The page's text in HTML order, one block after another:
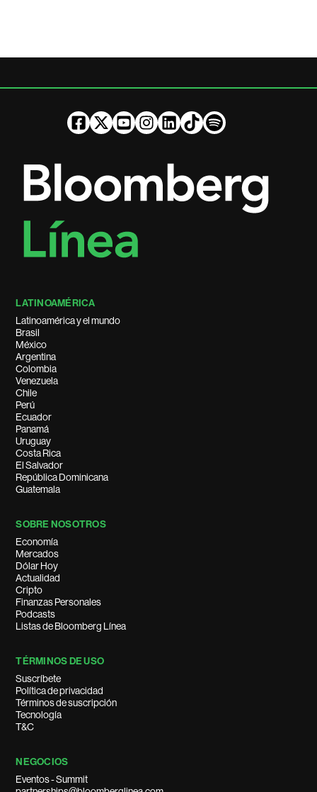
LATINOAMÉRICA
Latinoamérica y el mundo
Brasil
México
Argentina
Colombia
Venezuela
Chile
Perú
Ecuador
Panamá
Uruguay
Costa Rica
El Salvador
República Dominicana
Guatemala
SOBRE NOSOTROS
Economía
Mercados
Dólar Hoy
Actualidad
Cripto
Finanzas Personales
Podcasts
Listas de Bloomberg Línea
TÉRMINOS DE USO
Suscríbete
Política de privacidad
Términos de suscripción
Tecnología
T&C
NEGOCIOS
Eventos - Summit